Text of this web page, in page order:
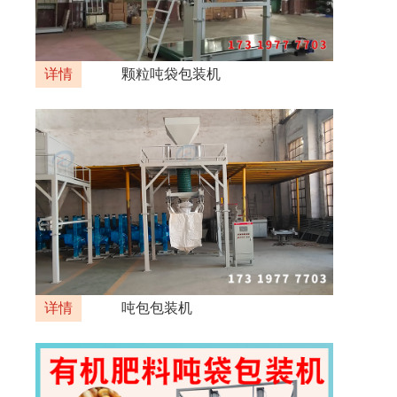
详情 颗粒吨袋包装机
详情 吨包包装机